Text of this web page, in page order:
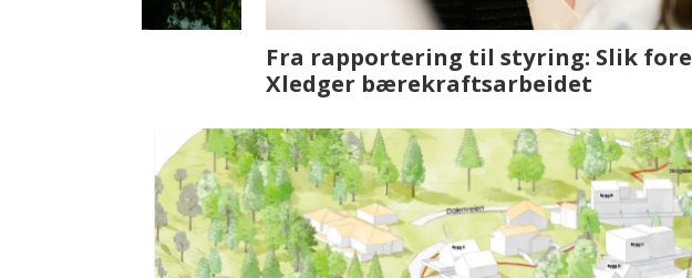
Fenistra endrer eiendomsbransjen med AI. Slik
ser vi på fremtiden